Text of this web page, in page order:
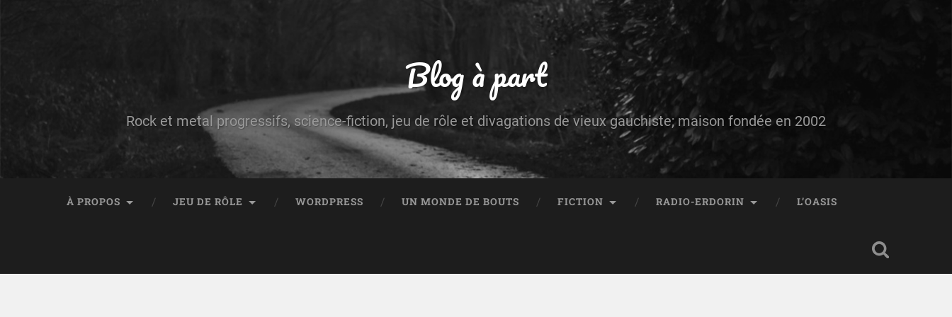
Blog à part
Rock et metal progressifs, science-fiction, jeu de rôle et divagations de vieux gauchiste; maison fondée en 2002
À PROPOS JEU DE RÔLE WORDPRESS UN MONDE DE BOUTS FICTION RADIO-ERDORIN L’OASIS